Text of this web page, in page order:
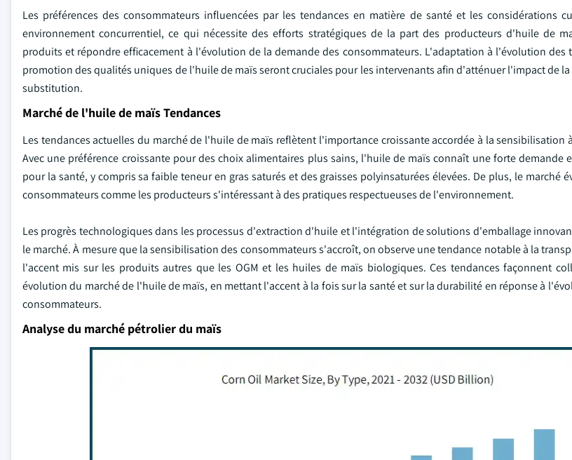
Les préférences des consommateurs influencées par les tendances en matière de santé et les considérations
environnement concurrentiel, ce qui nécessite des efforts stratégiques de la part des producteurs d'huile de
produits et répondre efficacement à l'évolution de la demande des consommateurs. L'adaptation à l'évolution des
promotion des qualités uniques de l'huile de maïs seront cruciales pour les intervenants afin d'atténuer l'impact de
substitution.
Marché de l'huile de maïs Tendances
Les tendances actuelles du marché de l'huile de maïs reflètent l'importance croissante accordée à la sensibilisation
Avec une préférence croissante pour des choix alimentaires plus sains, l'huile de maïs connaît une forte demande
pour la santé, y compris sa faible teneur en gras saturés et des graisses polyinsaturées élevées. De plus, le marché
consommateurs comme les producteurs s'intéressant à des pratiques respectueuses de l'environnement.
Les progrès technologiques dans les processus d'extraction d'huile et l'intégration de solutions d'emballage
le marché. À mesure que la sensibilisation des consommateurs s'accroît, on observe une tendance notable à la
l'accent mis sur les produits autres que les OGM et les huiles de maïs biologiques. Ces tendances façonnent
évolution du marché de l'huile de maïs, en mettant l'accent à la fois sur la santé et sur la durabilité en réponse à
consommateurs.
Analyse du marché pétrolier du maïs